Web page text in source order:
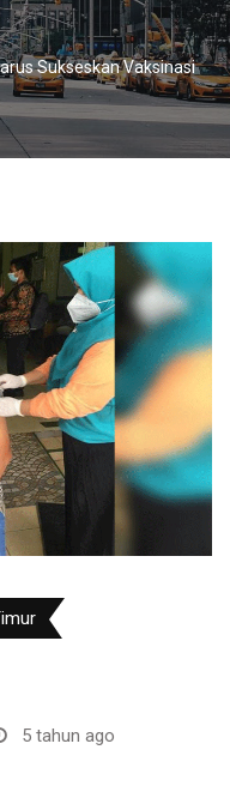
Sukseskan Vaksinasi
5 tahun ago